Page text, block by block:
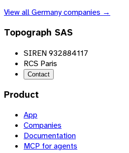
View allGermanycompanies →
Topograph SAS
SIREN 932884117
RCS Paris
Contact
Product
App
Companies
Documentation
MCP for agents